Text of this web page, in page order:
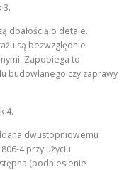
3.
dbałością o detale.
są bezwzględnie
Zapobiega to
budowlanego czy zaprawy
4.
dwustopniowemu
4 przy użyciu
(podniesienie